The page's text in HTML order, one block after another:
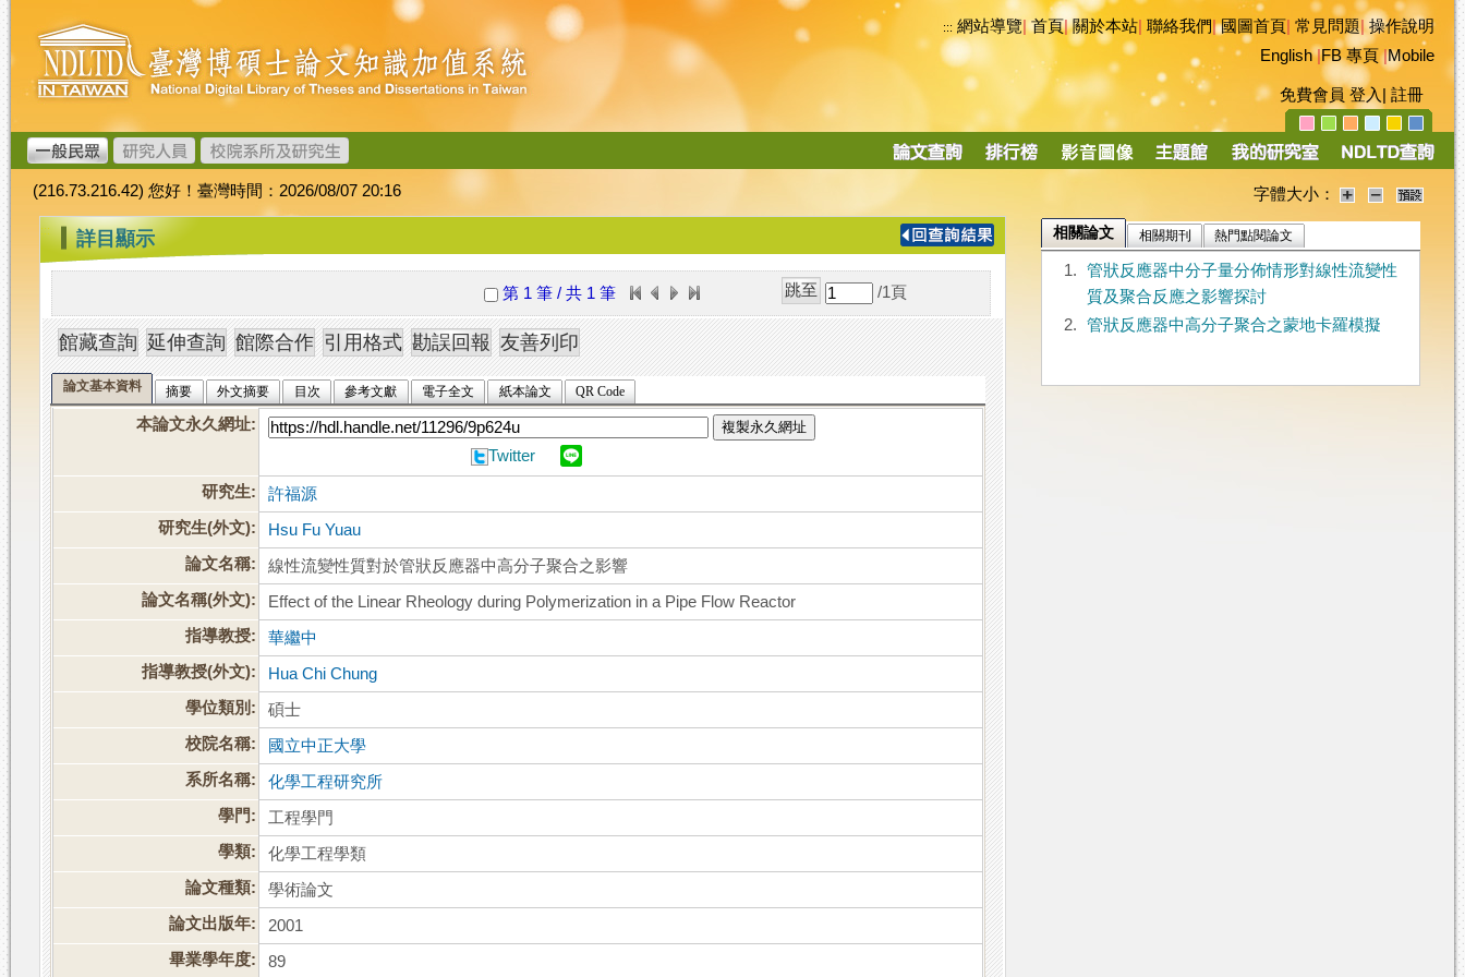
跳
到
主
要
內
容
臺
灣
博
碩
士
論
文
加
值
系
統
::: 網站導覽|首頁|關於本站 聯絡我們|國圖首頁 常見問題|操作說明
English|FB 專頁|Mobile
免費會員 登入 註冊
導
(216.73.216.42) 您好！臺灣時間：2026/08/07 20:16 字體大小：
::: 詳目顯示
第 1 筆 / 共 1 筆 /1 頁
論文基本資料 摘要 外文摘要 目次 參考文獻 電子全文 紙本論文 QR Code
本論文永久網址: 複製永久網址
Twitter
研究生:
許福源
研究生(外文):
Hsu Fu Yuau
論文名稱:
線性流變性質對於管狀反應器中高分子聚合之影響
論文名稱(外文):
Effect of the Linear Rheology during Polymerization in a Pipe Flow Reactor
指導教授:
華繼中
指導教授(外文):
Hua Chi Chung
學位類別:
碩士
校院名稱:
國立中正大學
系所名稱:
化學工程研究所
學門:
工程學門
學類:
化學工程學類
論文種類:
學術論文
論文出版年:
2001
畢業學年度:
89
相關論文 相關期刊 熱門點閱論文
1.
管狀反應器中分子量分佈情形對線性流變性
質及聚合反應之影響探討
2.
管狀反應器中高分子聚合之蒙地卡羅模擬